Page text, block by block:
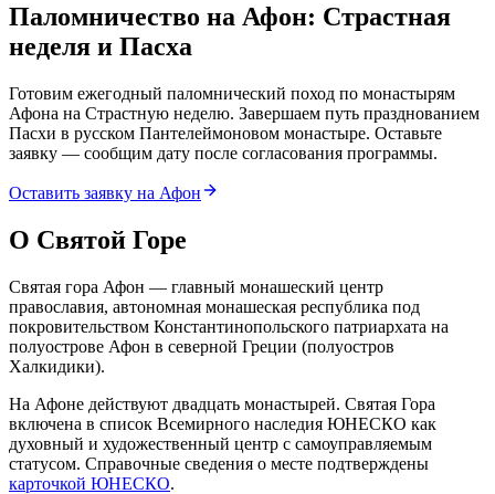
Паломничество на Афон: Страстная
неделя и Пасха
Готовим ежегодный паломнический поход по монастырям
Афона на Страстную неделю. Завершаем путь празднованием
Пасхи в русском Пантелеймоновом монастыре. Оставьте
заявку — сообщим дату после согласования программы.
Оставить заявку на Афон
О Святой Горе
Святая гора Афон — главный монашеский центр
православия, автономная монашеская республика под
покровительством Константинопольского патриархата на
полуострове Афон в северной Греции (полуостров
Халкидики).
На Афоне действуют двадцать монастырей. Святая Гора
включена в список Всемирного наследия ЮНЕСКО как
духовный и художественный центр с самоуправляемым
статусом. Справочные сведения о месте подтверждены
карточкой ЮНЕСКО.